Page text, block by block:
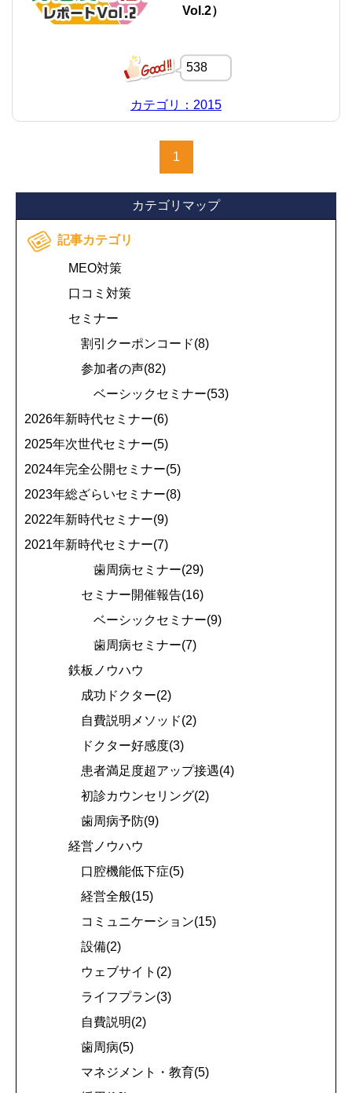
Vol.2）
538
カテゴリ：2015
1
カテゴリマップ
記事カテゴリ
MEO対策
口コミ対策
セミナー
割引クーポンコード(8)
参加者の声(82)
ベーシックセミナー(53)
2026年新時代セミナー(6)
2025年次世代セミナー(5)
2024年完全公開セミナー(5)
2023年総ざらいセミナー(8)
2022年新時代セミナー(9)
2021年新時代セミナー(7)
歯周病セミナー(29)
セミナー開催報告(16)
ベーシックセミナー(9)
歯周病セミナー(7)
鉄板ノウハウ
成功ドクター(2)
自費説明メソッド(2)
ドクター好感度(3)
患者満足度超アップ接遇(4)
初診カウンセリング(2)
歯周病予防(9)
経営ノウハウ
口腔機能低下症(5)
経営全般(15)
コミュニケーション(15)
設備(2)
ウェブサイト(2)
ライフプラン(3)
自費説明(2)
歯周病(5)
マネジメント・教育(5)